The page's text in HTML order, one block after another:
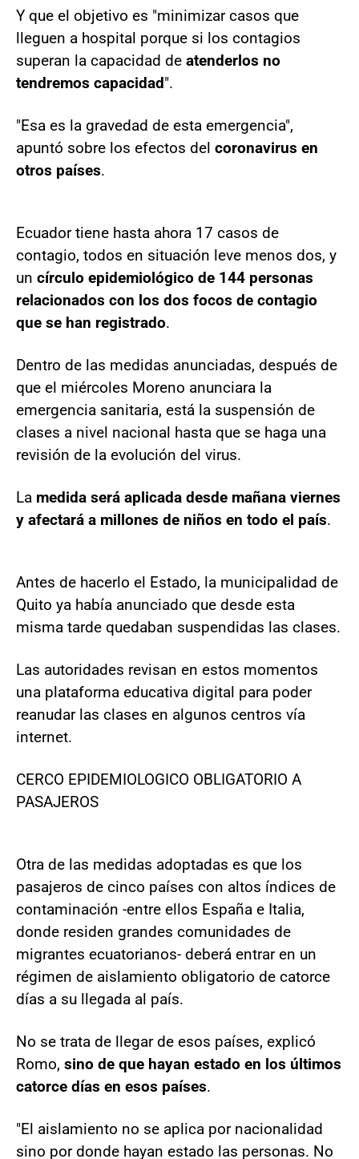
Y que el objetivo es "minimizar casos que
lleguen a hospital porque si los contagios
superan la capacidad de atenderlos no
tendremos capacidad".
"Esa es la gravedad de esta emergencia",
apuntó sobre los efectos del coronavirus en
otros países.
Ecuador tiene hasta ahora 17 casos de
contagio, todos en situación leve menos dos, y
un círculo epidemiológico de 144 personas
relacionados con los dos focos de contagio
que se han registrado.
Dentro de las medidas anunciadas, después de
que el miércoles Moreno anunciara la
emergencia sanitaria, está la suspensión de
clases a nivel nacional hasta que se haga una
revisión de la evolución del virus.
La medida será aplicada desde mañana viernes
y afectará a millones de niños en todo el país.
Antes de hacerlo el Estado, la municipalidad de
Quito ya había anunciado que desde esta
misma tarde quedaban suspendidas las clases.
Las autoridades revisan en estos momentos
una plataforma educativa digital para poder
reanudar las clases en algunos centros vía
internet.
CERCO EPIDEMIOLOGICO OBLIGATORIO A
PASAJEROS
Otra de las medidas adoptadas es que los
pasajeros de cinco países con altos índices de
contaminación -entre ellos España e Italia,
donde residen grandes comunidades de
migrantes ecuatorianos- deberá entrar en un
régimen de aislamiento obligatorio de catorce
días a su llegada al país.
No se trata de llegar de esos países, explicó
Romo, sino de que hayan estado en los últimos
catorce días en esos países.
"El aislamiento no se aplica por nacionalidad
sino por donde hayan estado las personas. No